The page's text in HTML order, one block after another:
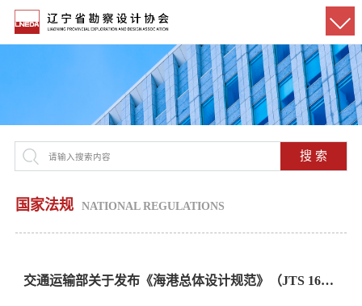
搜 索
国家法规 NATIONAL REGULATIONS
交通运输部关于发布《海港总体设计规范》（JTS 165—2013）局部修订（20万吨级及以上集装箱船设计船型尺度部分）的公告